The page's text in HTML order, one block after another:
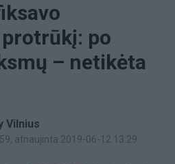
po
– netikėta
Vilnius
, atnaujinta 2019-06-12 13:29